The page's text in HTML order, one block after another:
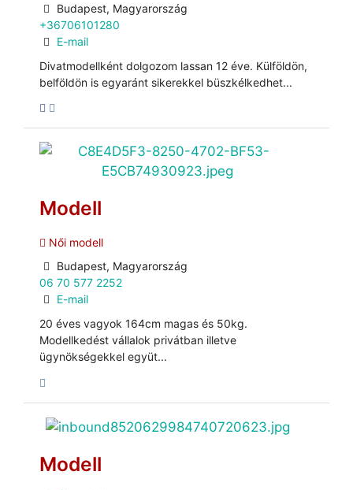
Budapest, Magyarország
+36706101280
E-mail
Divatmodellként dolgozom lassan 12 éve. Külföldön,
belföldön is egyaránt sikerekkel büszkélkedhet...
Modell
Női modell
Budapest, Magyarország
06 70 577 2252
E-mail
20 éves vagyok 164cm magas és 50kg.
Modellkedést vállalok privátban illetve
ügynökségekkel együt...
Modell